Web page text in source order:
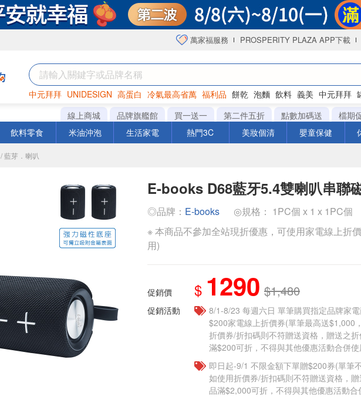
萬家福服務 PROSPERITY PLAZA APP下載
中元拜拜 UNIDESIGN 高蛋白 冷氣最高省萬 福利品 餅乾 泡麵 飲料 義美 中元拜拜
巧克力 衛生紙 咖啡
線上商城 品牌旗艦館 買一送一 第二件五折 點數加碼送
檔期
飲料零食 米油沖泡 生活家電 熱門3C 美妝個清 嬰童保健
/ 藍芽．喇叭
E-books D68藍牙5.4雙喇叭串聯
◎品牌： E-books
◎規格： 1PC個 x 1 x 1PC個
※ 本商品不參加全站現折優惠，可使用家電線上折
用)
促銷價 $ 1290 $1,480
促銷活動
8/1-8/23 每週六日 單筆購買指定品牌家
$200家電線上折價券(單筆最高送$1,000
折價券/折扣碼則不符贈送資格，贈送之
滿$200可折，不得與其他優惠活動合併
即日起-9/1 不限金額下單贈$200券(單筆
如使用折價券/折扣碼則不符贈送資格，
品滿$2,000可折，不得與其他優惠活動合